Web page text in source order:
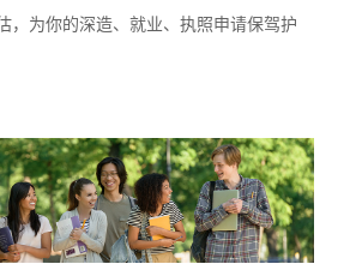
，为你的深造、就业、执照申请保驾护